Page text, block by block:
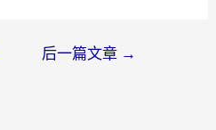
后一篇文章 →